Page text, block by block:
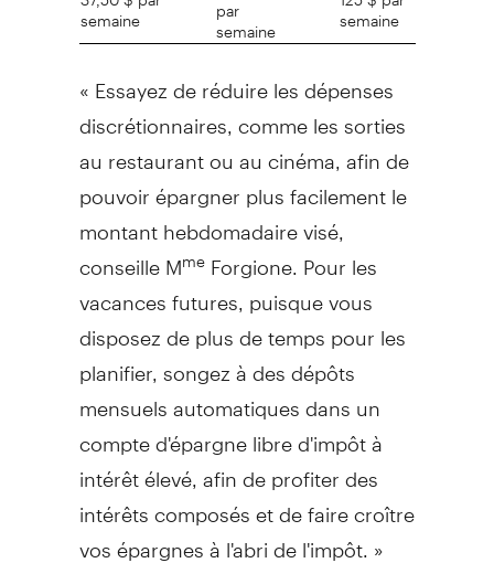
semaine semaine semaine
« Essayez de réduire les dépenses
discrétionnaires, comme les sorties
au restaurant ou au cinéma, afin de
pouvoir épargner plus facilement le
montant hebdomadaire visé,
conseille MmeForgione. Pour les
vacances futures, puisque vous
disposez de plus de temps pour les
planifier, songez à des dépôts
mensuels automatiques dans un
compte d'épargne libre d'impôt à
intérêt élevé, afin de profiter des
intérêts composés et de faire croître
vos épargnes à l'abri de l'impôt. »